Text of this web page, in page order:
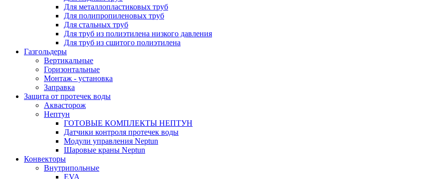
Для металлопластиковых труб
Для полипропиленовых труб
Для стальных труб
Для труб из полиэтилена низкого давления
Для труб из сшитого полиэтилена
Газгольдеры
Вертикальные
Горизонтальные
Монтаж - установка
Заправка
Защита от протечек воды
Аквасторож
Нептун
ГОТОВЫЕ КОМПЛЕКТЫ НЕПТУН
Датчики контроля протечек воды
Модули управления Neptun
Шаровые краны Neptun
Конвекторы
Внутрипольные
EVA